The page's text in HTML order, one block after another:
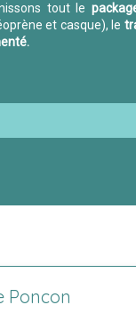
tout le
et casque), le
Poncon